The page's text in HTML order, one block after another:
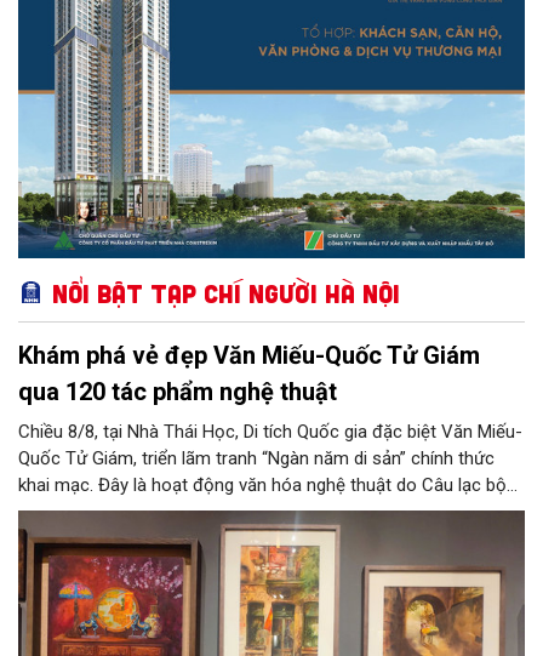
Nổi bật Tạp chí Người Hà Nội
Khám phá vẻ đẹp Văn Miếu-Quốc Tử Giám
qua 120 tác phẩm nghệ thuật
Chiều 8/8, tại Nhà Thái Học, Di tích Quốc gia đặc biệt Văn Miếu-
Quốc Tử Giám, triển lãm tranh “Ngàn năm di sản” chính thức
khai mạc. Đây là hoạt động văn hóa nghệ thuật do Câu lạc bộ
Tôi Vẽ phối hợp cùng Trung tâm hoạt động Văn hóa Khoa học
Văn Miếu - Quốc Tử Giám tổ chức, chào mừng 950 năm Quốc
Tử Giám (1076-2026) và hướng tới kỷ niệm 81 năm Quốc khánh
nước Cộng hòa xã hội chủ nghĩa Việt Nam.